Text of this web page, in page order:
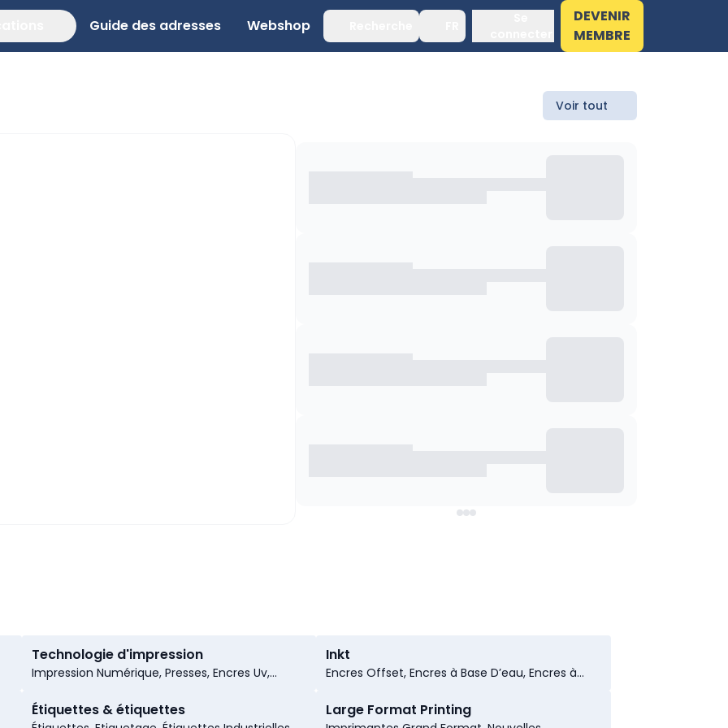
Guide des adresses Webshop
DEVENIR
MEMBRE
Voir tout
Technologie d'impression
Impression Numérique, Presses, Encres Uv,
print, Additifs D’encre, Technologie D’impression
Uv, Technologie D’impression, Pièces de
Inkt
Encres Offset, Encres à Base D’eau, Encres à
Étiquettes & étiquettes Large Format Printing